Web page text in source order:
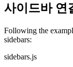
사이드바 연
Following the
sidebars:
sidebars.js